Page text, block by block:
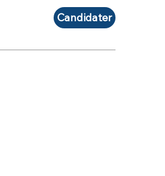
Candidater